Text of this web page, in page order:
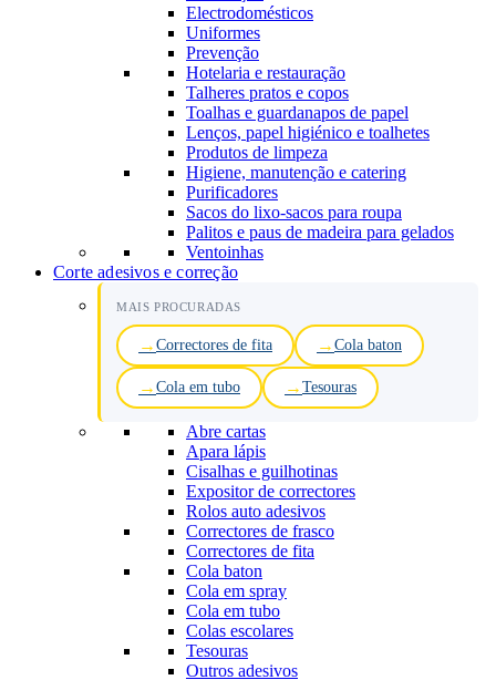
Electrodomésticos
Uniformes
Prevenção
Hotelaria e restauração
Talheres pratos e copos
Toalhas e guardanapos de papel
Lenços, papel higiénico e toalhetes
Produtos de limpeza
Higiene, manutenção e catering
Purificadores
Sacos do lixo-sacos para roupa
Palitos e paus de madeira para gelados
Ventoinhas
Corte adesivos e correção
MAIS PROCURADAS
Correctores de fita Cola baton
Cola em tubo Tesouras
Abre cartas
Apara lápis
Cisalhas e guilhotinas
Expositor de correctores
Rolos auto adesivos
Correctores de frasco
Correctores de fita
Cola baton
Cola em spray
Cola em tubo
Colas escolares
Tesouras
Outros adesivos